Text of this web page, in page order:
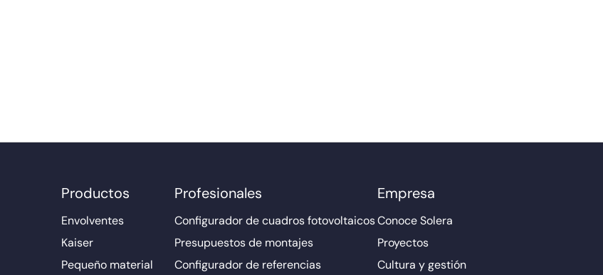
Productos
Envolventes
Kaiser
Pequeño material
Profesionales
Configurador de cuadros fotovoltaicos
Presupuestos de montajes
Configurador de referencias
Empresa
Conoce Solera
Proyectos
Cultura y gestión